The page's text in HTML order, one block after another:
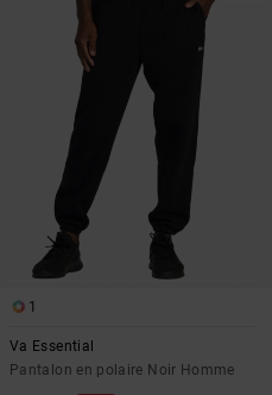
1
Va Essential
Pantalon en polaire Noir Homme